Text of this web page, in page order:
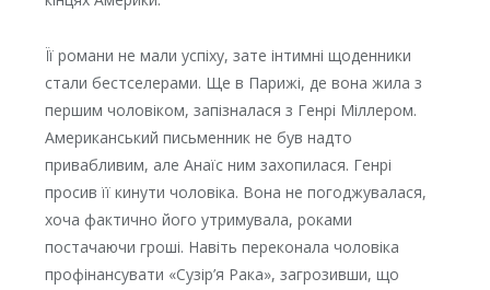
Її романи не мали успіху, зате інтимні щоденники
стали бестселерами. Ще в Парижі, де вона жила з
першим чоловіком, запізналася з Генрі Міллером.
Американський письменник не був надто
привабливим, але Анаїс ним захопилася. Генрі
просив її кинути чоловіка. Вона не погоджувалася,
хоча фактично його утримувала, роками
постачаючи гроші. Навіть переконала чоловіка
профінансувати «Сузір’я Рака», загрозивши, що